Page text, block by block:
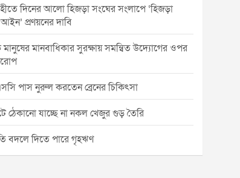
দিনের আলো হিজড়া সংঘের সংলাপে ‘হিজড়া
প্রণয়নের দাবি
মানুষের মানবাধিকার সুরক্ষায় সমন্বিত উদ্যোগের ওপর
পাস নুরুল করতেন ব্রেনের চিকিৎসা
ঠেকানো যাচ্ছে না নকল খেজুর গুড় তৈরি
বদলে দিতে পারে গৃহঋণ